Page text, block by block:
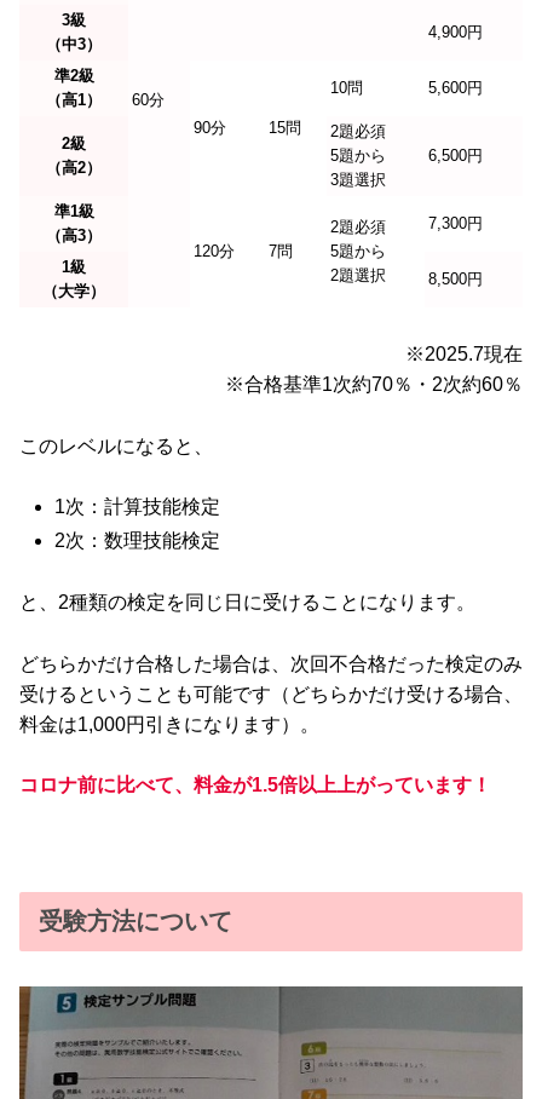
60分
3級
（中3）
4,900円
準2級
（高1）
90分
15問
10問 5,600円
2級
（高2）
2題必須
5題から
3題選択
6,500円
準1級
（高3）
120分
7問
2題必須
5題から
2題選択
7,300円
1級
（大学）
8,500円
※2025.7現在
※合格基準1次約70％・2次約60％
このレベルになると、
1次：計算技能検定
2次：数理技能検定
と、2種類の検定を同じ日に受けることになります。
どちらかだけ合格した場合は、次回不合格だった検定のみ
受けるということも可能です（どちらかだけ受ける場合、
料金は1,000円引きになります）。
コロナ前に比べて、料金が1.5倍以上上がっています！
受験方法について